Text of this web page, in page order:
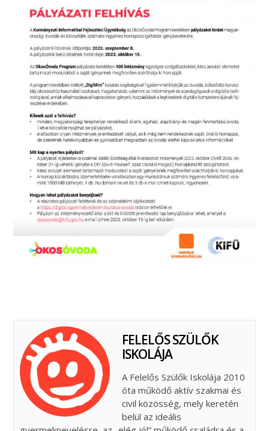
FELELŐS SZÜLŐK
ISKOLÁJA
A Felelős Szülők Iskolája 2010
óta működő aktív szakmai és
civil közösség, mely keretén
belül az ideális